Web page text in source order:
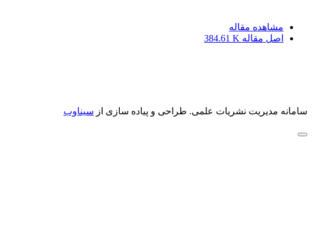
مشاهده مقاله
اصل مقاله 384.61 K
سامانه مدیریت نشریات علمی. طراحی و پیاده سازی از سیناوب